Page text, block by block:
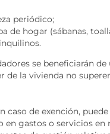
periódico;
de hogar (sábanas,
se beneficiarán
de la vivienda no
caso de exención,
en gastos o servicios